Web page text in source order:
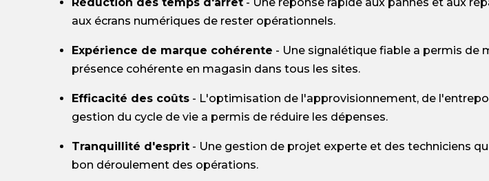
aux écrans numériques de rester opérationnels.
Expérience de marque cohérente - Une signalétique fiable a permis de
présence cohérente en magasin dans tous les sites.
Efficacité des coûts - L'optimisation de l'approvisionnement, de
gestion du cycle de vie a permis de réduire les dépenses.
Tranquillité d'esprit - Une gestion de projet experte et des techniciens
bon déroulement des opérations.